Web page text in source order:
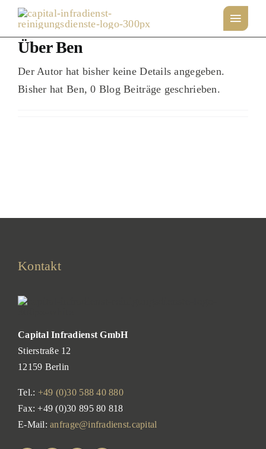
Zum
Inhalt
springenÜber Ben
Der Autor hat bisher keine Details angegeben.
Bisher hat Ben, 0 Blog Beiträge geschrieben.
Kontakt
Capital Infradienst GmbH
Stierstraße 12
12159 Berlin
Tel.: +49 (0)30 588 40 880
Fax: +49 (0)30 895 80 818
E-Mail:anfrage@infradienst.capital